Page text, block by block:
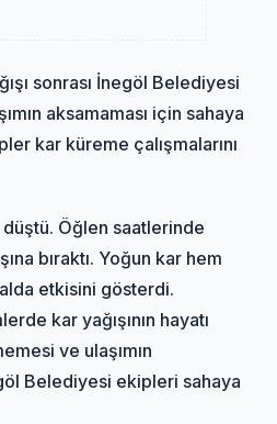
sonrası İnegöl Belediyesi
aksamaması için sahaya
kar küreme çalışmalarını
Öğlen saatlerinde
bıraktı. Yoğun kar hem
etkisini gösterdi.
kar yağışının hayatı
ve ulaşımın
Belediyesi ekipleri sahaya